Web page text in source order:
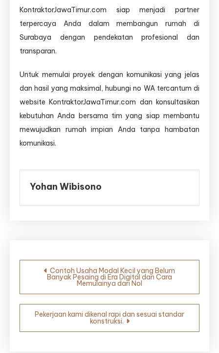
KontraktorJawaTimur.com siap menjadi partner
terpercaya Anda dalam membangun rumah di
Surabaya dengan pendekatan profesional dan
transparan.
Untuk memulai proyek dengan komunikasi yang jelas
dan hasil yang maksimal, hubungi no WA tercantum di
website KontraktorJawaTimur.com dan konsultasikan
kebutuhan Anda bersama tim yang siap membantu
mewujudkan rumah impian Anda tanpa hambatan
komunikasi.
Yohan Wibisono
Navigasi
Contoh Usaha Modal Kecil yang Belum
Banyak Pesaing di Era Digital dan Cara
Memulainya dari Nol
Pekerjaan kami dikenal rapi dan sesuai standar
konstruksi.